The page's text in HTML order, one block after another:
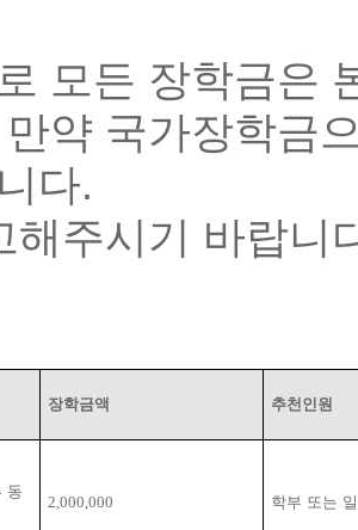
모든 장학금은
약 국가장학금
다.
해주시기 바랍니
장학금액 추천인원
동
2,000,000 학부 또는